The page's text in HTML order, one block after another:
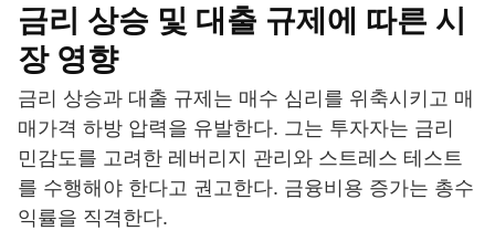
금리 상승 및 대출 규제에 따른 시
장 영향
금리 상승과 대출 규제는 매수 심리를 위축시키고 매
매가격 하방 압력을 유발한다. 그는 투자자는 금리
민감도를 고려한 레버리지 관리와 스트레스 테스트
를 수행해야 한다고 권고한다. 금융비용 증가는 총수
익률을 직격한다.